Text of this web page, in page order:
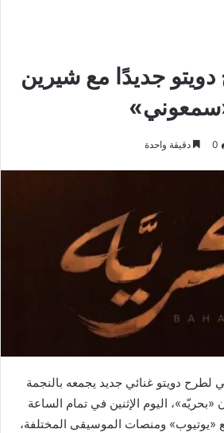
جديدًا مع شيرين
0 دقيقة واحدة
لطرح دويتو غنائي جديد يجمعه بالنجمة
اليوم الإثنين في تمام الساعة
«يوتيوب» ومنصات الموسيقى المختلفة،